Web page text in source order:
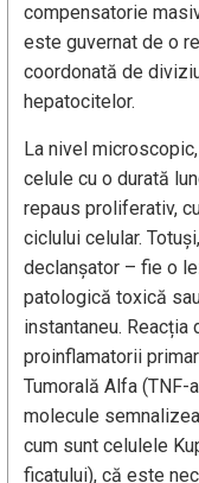
compensatorie
este guvernat de o
coordonată de
hepatocitelor.
La nivel
celule cu o durată
repaus proliferativ,
ciclului celular.
declanșator – fie o
patologică toxică
instantaneu.
proinflamatorii
Tumorală Alfa
molecule
cum sunt celulele
ficatului), că este